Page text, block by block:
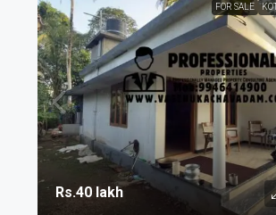
FOR SALE
Rs.40 lakh